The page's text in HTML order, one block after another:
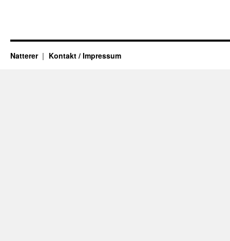
Natterer Kontakt / Impressum